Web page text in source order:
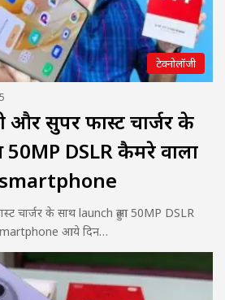
टेक्नोलॉजी
और सुपर फास्ट चार्जर के
DSLR कैमरे वाला
चार्जर के साथ launch हुआ 50MP DSLR
आये दिन…